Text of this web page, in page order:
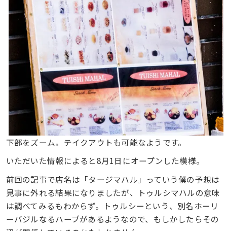
下部をズーム。テイクアウトも可能なようです。
いただいた情報によると8月1日にオープンした模様。
前回の記事で店名は「タージマハル」っていう僕の予想は
見事に外れる結果になりましたが、トゥルシマハルの意味
は調べてみるもわからず。トゥルシーという、別名ホーリ
ーバジルなるハーブがあるようなので、もしかしたらその